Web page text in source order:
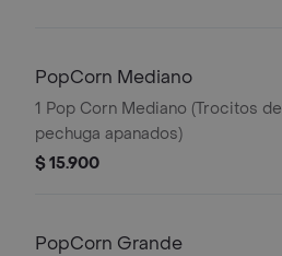
PopCorn Mediano
1 Pop Corn Mediano (Trocitos de
pechuga apanados)
$ 15.900
PopCorn Grande